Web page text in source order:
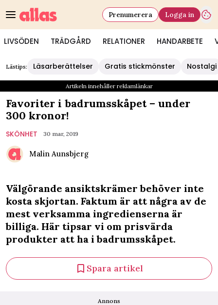
LIVSÖDEN TRÄDGÅRD RELATIONER HANDARBETE
Prenumerera Logga in
Lästips: Läsarberättelser Gratis stickmönster Nostalgi
Artikeln innehåller reklamlänkar
Favoriter i badrumsskåpet – under
300 kronor!
SKÖNHET 30 mar, 2019
Malin Aunsbjerg
Välgörande ansiktskrämer behöver inte
kosta skjortan. Faktum är att några av de
mest verksamma ingredienserna är
billiga. Här tipsar vi om prisvärda
produkter att ha i badrumsskåpet.
Spara artikel
Annons